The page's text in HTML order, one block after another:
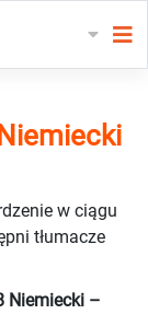
w ciągu
tłumacze
Niemiecki –